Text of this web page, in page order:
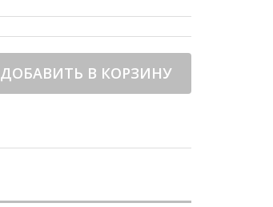
ДОБАВИТЬ В КОРЗИНУ